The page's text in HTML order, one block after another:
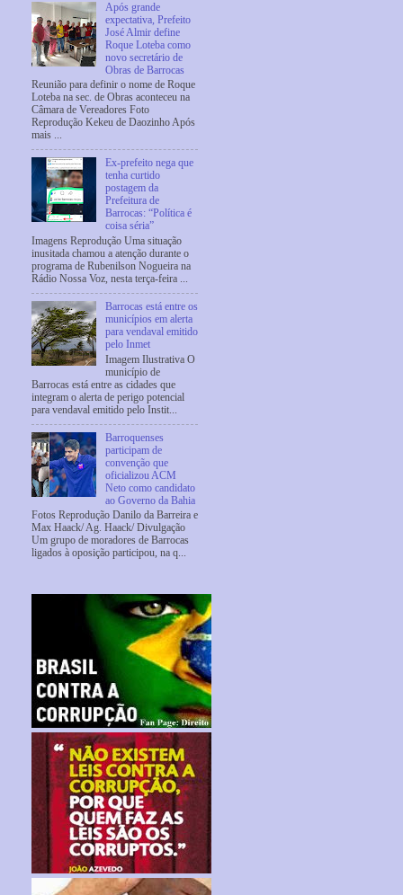
Após grande
expectativa, Prefeito
José Almir define
Roque Loteba como
novo secretário de
Obras de Barrocas
Reunião para definir o nome de Roque
Loteba na sec. de Obras aconteceu na
Câmara de Vereadores Foto
Reprodução Kekeu de Daozinho Após
mais ...
Ex-prefeito nega que
tenha curtido
postagem da
Prefeitura de
Barrocas: “Política é
coisa séria”
Imagens Reprodução Uma situação
inusitada chamou a atenção durante o
programa de Rubenilson Nogueira na
Rádio Nossa Voz, nesta terça-feira ...
Barrocas está entre os
municípios em alerta
para vendaval emitido
pelo Inmet
Imagem Ilustrativa O
município de
Barrocas está entre as cidades que
integram o alerta de perigo potencial
para vendaval emitido pelo Instit...
Barroquenses
participam de
convenção que
oficializou ACM
Neto como candidato
ao Governo da Bahia
Fotos Reprodução Danilo da Barreira e
Max Haack/ Ag. Haack/ Divulgação
Um grupo de moradores de Barrocas
ligados à oposição participou, na q...